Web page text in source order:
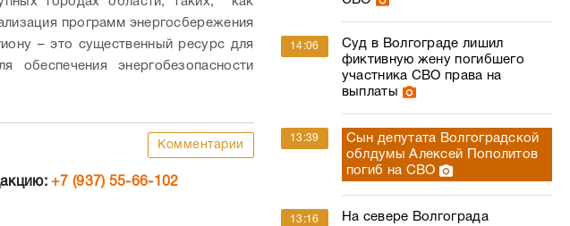
программ энергосбережения
– это существенный ресурс для
обеспечения энергобезопасности
Комментарии
+7 (937) 55-66-102
14:06
Суд в Волгограде лишил
фиктивную жену погибшего
участника СВО права на
выплаты
13:39
Сын депутата Волгоградской
облдумы Алексей Пополитов
погиб на СВО
13:16
На севере Волгограда